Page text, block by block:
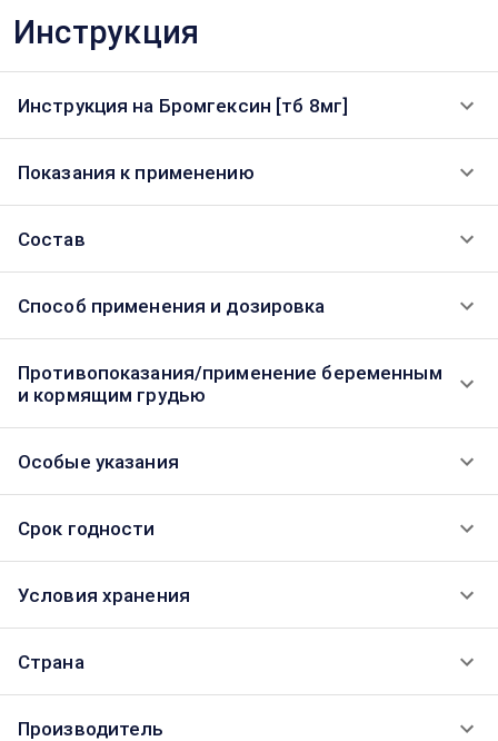
Инструкция
Инструкция на Бромгексин [тб 8мг]
Показания к применению
Состав
Способ применения и дозировка
Противопоказания/применение беременным
и кормящим грудью
Особые указания
Срок годности
Условия хранения
Страна
Производитель